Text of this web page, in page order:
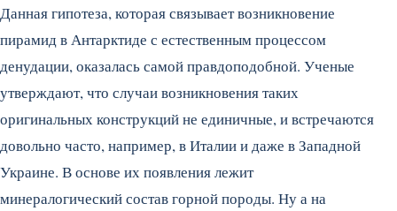
Данная гипотеза, которая связывает возникновение
пирамид в Антарктиде с естественным процессом
денудации, оказалась самой правдоподобной. Ученые
утверждают, что случаи возникновения таких
оригинальных конструкций не единичные, и встречаются
довольно часто, например, в Италии и даже в Западной
Украине. В основе их появления лежит
минералогический состав горной породы. Ну а на